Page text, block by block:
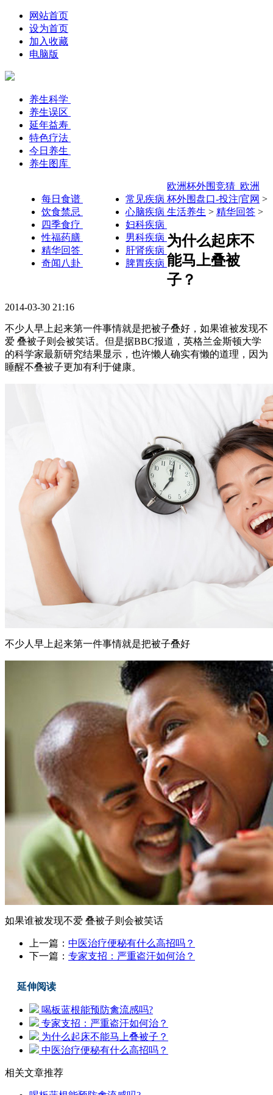
网站首页
设为首页
加入收藏
电脑版
养生科学
养生误区
延年益寿
特色疗法
今日养生
养生图库
每日食谱
饮食禁忌
四季食疗
性福药膳
精华回答
奇闻八卦
常见疾病
心脑疾病
妇科疾病
男科疾病
肝肾疾病
脾胃疾病
欧洲杯外围竞猜_欧洲
杯外围盘口-投注|官网 >
生活养生 > 精华回答 >
为什么起床不
能马上叠被
子？
2014-03-30 21:16
不少人早上起来第一件事情就是把被子叠好，如果谁被发现不
爱 叠被子则会被笑话。但是据BBC报道，英格兰金斯顿大学
的科学家最新研究结果显示，也许懒人确实有懒的道理，因为
睡醒不叠被子更加有利于健康。
不少人早上起来第一件事情就是把被子叠好
如果谁被发现不爱 叠被子则会被笑话
上一篇： 中医治疗便秘有什么高招吗？
下一篇： 专家支招：严重盗汗如何治？
延伸阅读
喝板蓝根能预防禽流感吗?
专家支招：严重盗汗如何治？
为什么起床不能马上叠被子？
中医治疗便秘有什么高招吗？
相关文章推荐